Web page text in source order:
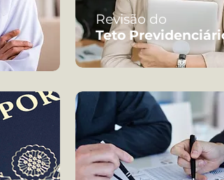
Revisão do
Teto